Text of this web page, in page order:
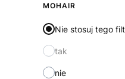
MOHAIR
Nie stosuj tego
tak
nie